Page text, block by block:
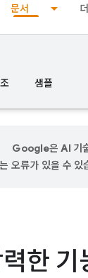
문서
샘플
Google은 AI 기
오류가 있을 수 있
한 기